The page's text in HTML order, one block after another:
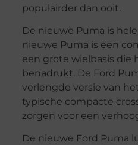
populairder dan ooit.
De nieuwe Puma is
nieuwe Puma is een
een grote wielbasis die
benadrukt. De Ford
verlengde versie van
typische compacte
zorgen voor een
De nieuwe Ford Puma